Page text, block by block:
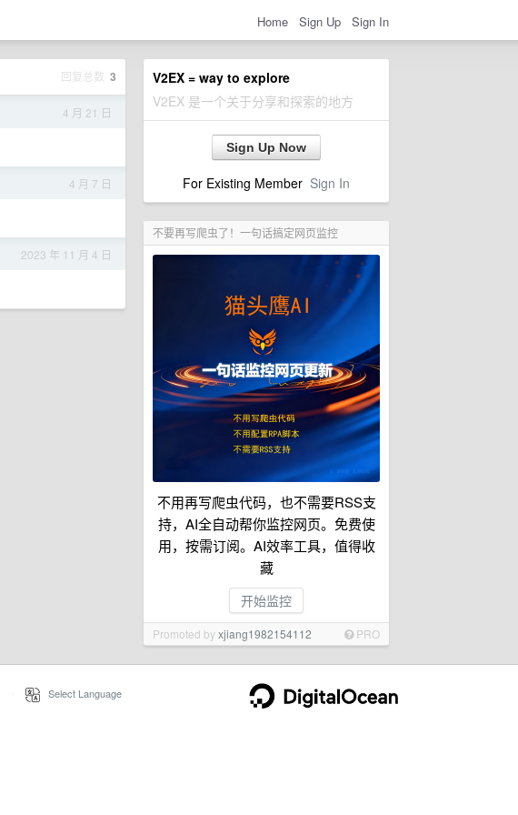
Home Sign Up Sign In
V2EX = way to explore
V2EX 是一个关于分享和探索的地方
Sign Up Now
For Existing Member Sign In
不要再写爬虫了！一句话搞定网页监控
不用再写爬虫代码，也不需要RSS支
持，AI全自动帮你监控网页。免费使
用，按需订阅。AI效率工具，值得收
藏
开始监控
Promoted byxjiang1982154112 PRO
回复总数 3
4 月 21 日
4 月 7 日
2023 年 11 月 4 日
Select Language